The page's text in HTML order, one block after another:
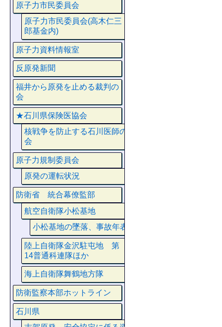
原子力市民委員会
原子力市民委員会(高木仁三
郎基金内)
原子力資料情報室
反原発新聞
福井から原発を止める裁判の
会
★石川県保険医協会
核戦争を防止する石川医師の
会
原子力規制委員会
原発の運転状況
防衛省 統合幕僚監部
航空自衛隊小松基地
小松基地の墜落、事故年表
陸上自衛隊金沢駐屯地 第
14普通科連隊ほか
海上自衛隊舞鶴地方隊
防衛監察本部ホットライン
石川県